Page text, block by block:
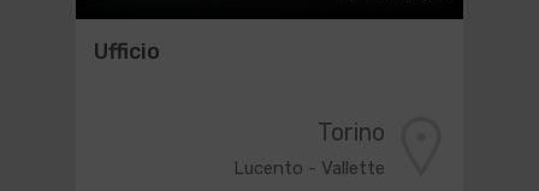
Ufficio
Torino
Lucento - Vallette